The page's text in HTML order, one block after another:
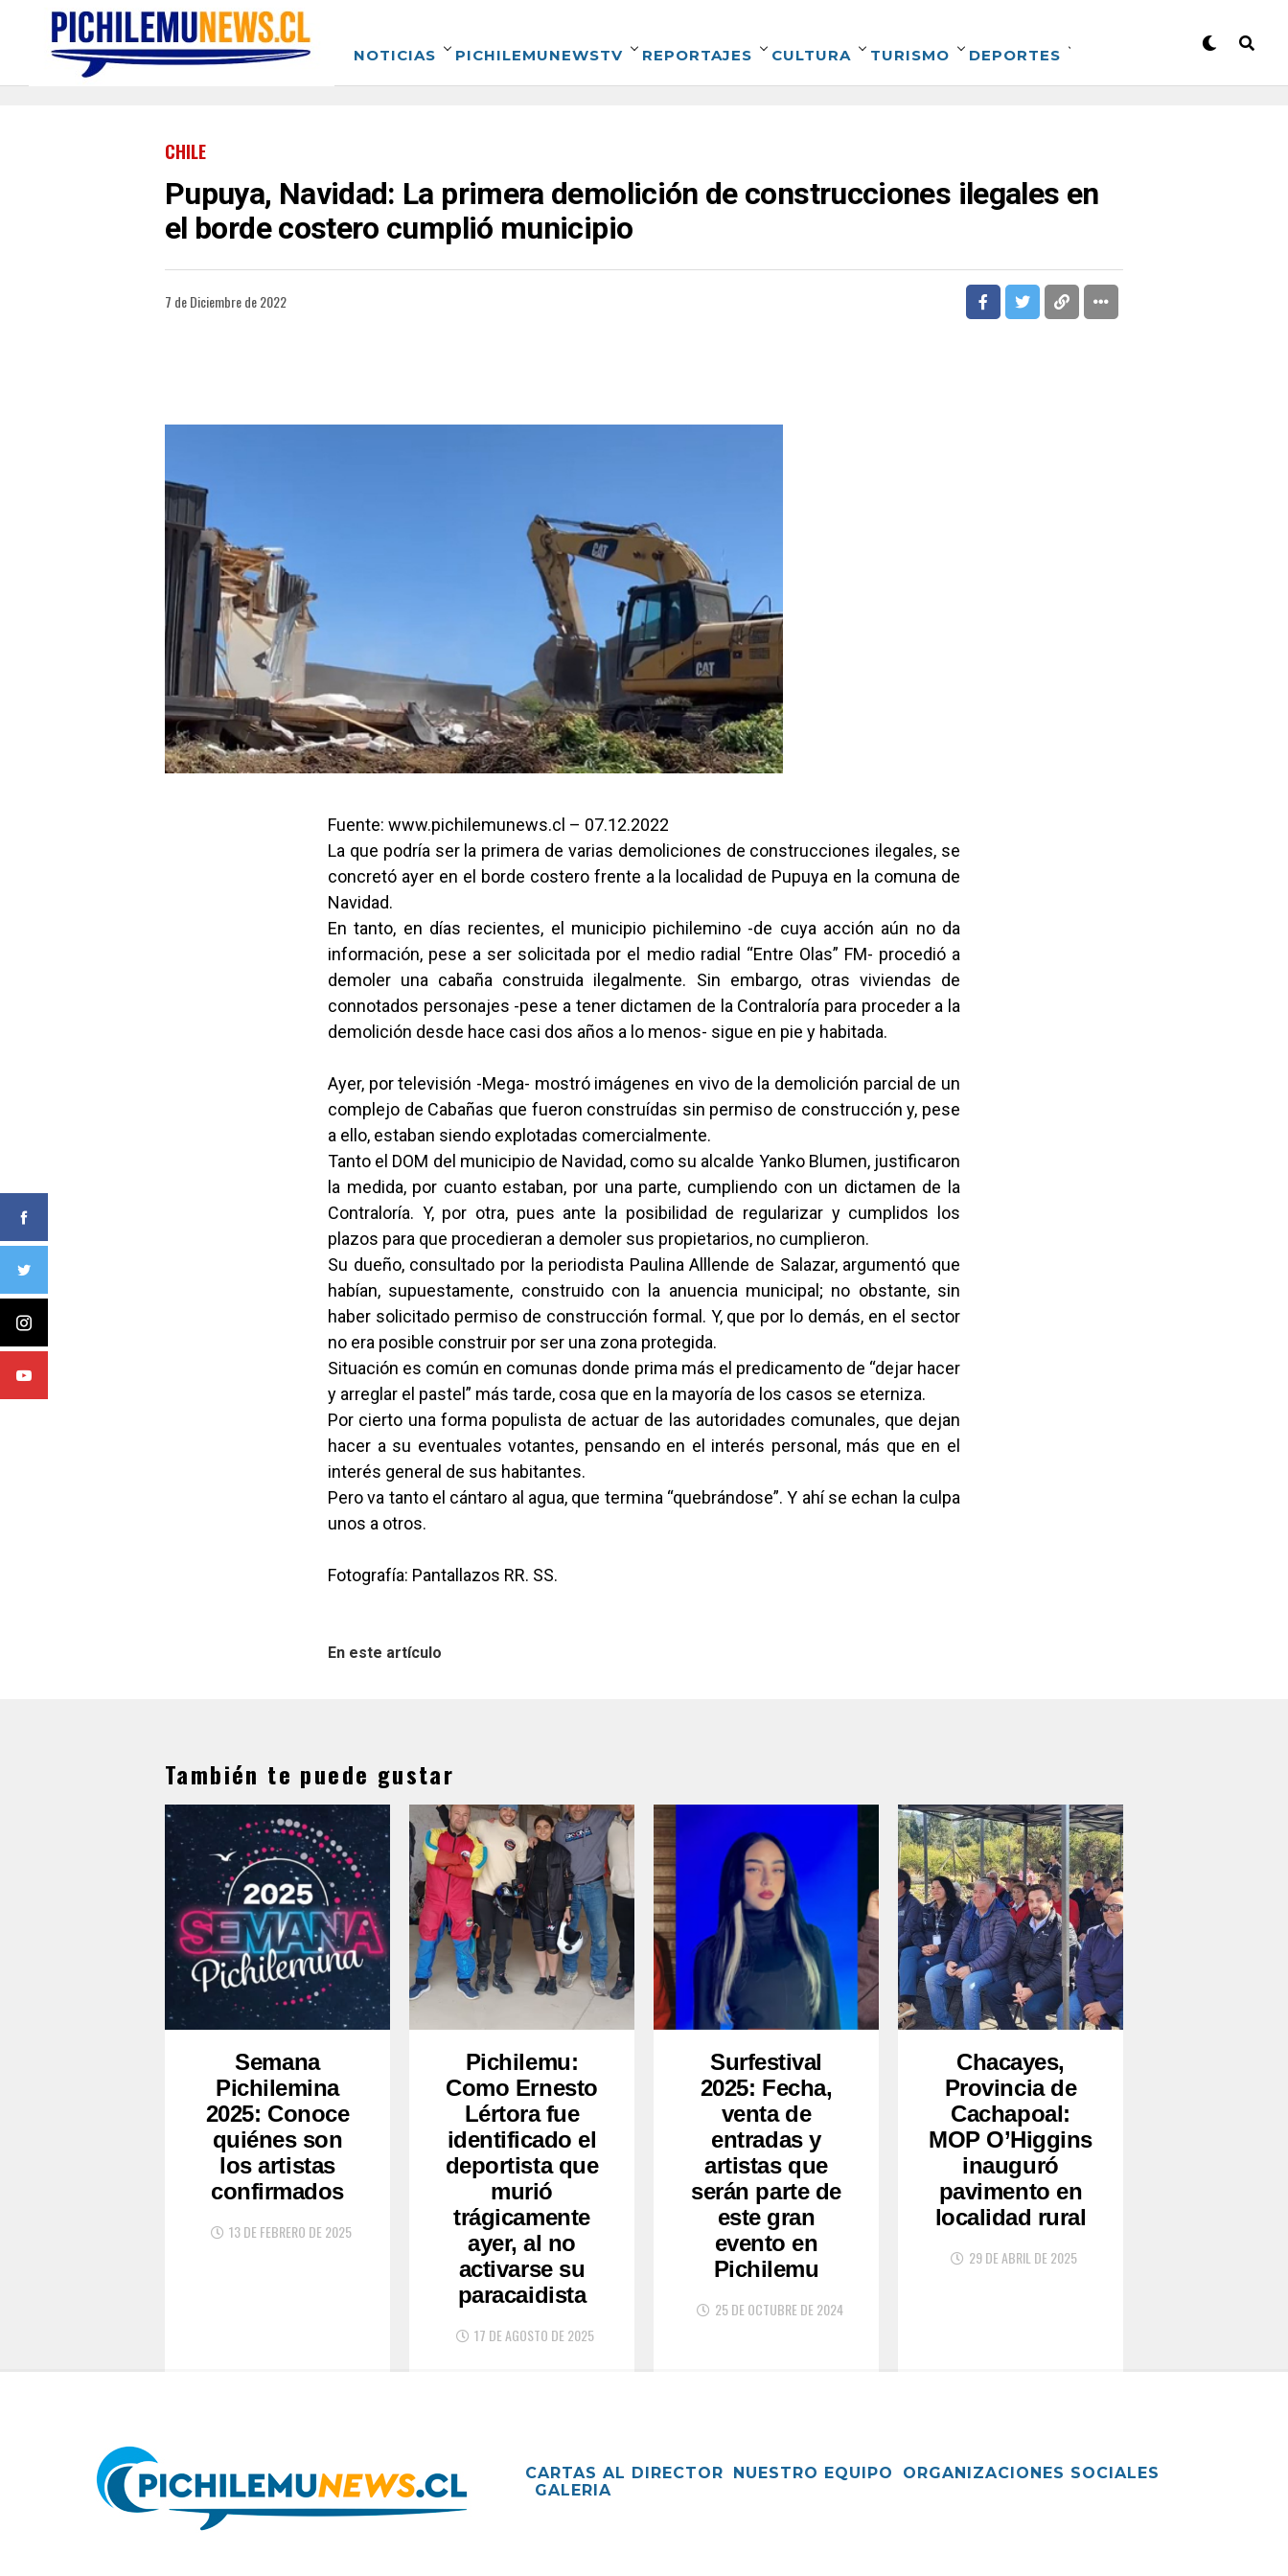
NOTICIAS PICHILEMUNEWSTV REPORTAJES CULTURA TURISMO DEPORTES
CHILE
Pupuya, Navidad: La primera demolición de construcciones ilegales en
el borde costero cumplió municipio
7 de Diciembre de 2022
Fuente: www.pichilemunews.cl – 07.12.2022
La que podría ser la primera de varias demoliciones de construcciones ilegales, se
concretó ayer en el borde costero frente a la localidad de Pupuya en la comuna de
Navidad.
En tanto, en días recientes, el municipio pichilemino -de cuya acción aún no da
información, pese a ser solicitada por el medio radial “Entre Olas” FM- procedió a
demoler una cabaña construida ilegalmente. Sin embargo, otras viviendas de
connotados personajes -pese a tener dictamen de la Contraloría para proceder a la
demolición desde hace casi dos años a lo menos- sigue en pie y habitada.
Ayer, por televisión -Mega- mostró imágenes en vivo de la demolición parcial de un
complejo de Cabañas que fueron construídas sin permiso de construcción y, pese
a ello, estaban siendo explotadas comercialmente.
Tanto el DOM del municipio de Navidad, como su alcalde Yanko Blumen, justificaron
la medida, por cuanto estaban, por una parte, cumpliendo con un dictamen de la
Contraloría. Y, por otra, pues ante la posibilidad de regularizar y cumplidos los
plazos para que procedieran a demoler sus propietarios, no cumplieron.
Su dueño, consultado por la periodista Paulina Alllende de Salazar, argumentó que
habían, supuestamente, construido con la anuencia municipal; no obstante, sin
haber solicitado permiso de construcción formal. Y, que por lo demás, en el sector
no era posible construir por ser una zona protegida.
Situación es común en comunas donde prima más el predicamento de “dejar hacer
y arreglar el pastel” más tarde, cosa que en la mayoría de los casos se eterniza.
Por cierto una forma populista de actuar de las autoridades comunales, que dejan
hacer a su eventuales votantes, pensando en el interés personal, más que en el
interés general de sus habitantes.
Pero va tanto el cántaro al agua, que termina “quebrándose”. Y ahí se echan la culpa
unos a otros.
Fotografía: Pantallazos RR. SS.
En este artículo
También te puede gustar
Semana
Pichilemina
2025: Conoce
quiénes son
los artistas
confirmados
13 DE FEBRERO DE 2025
Pichilemu:
Como Ernesto
Lértora fue
identificado el
deportista que
murió
trágicamente
ayer, al no
activarse su
paracaidista
17 DE AGOSTO DE 2025
Surfestival
2025: Fecha,
venta de
entradas y
artistas que
serán parte de
este gran
evento en
Pichilemu
25 DE OCTUBRE DE 2024
Chacayes,
Provincia de
Cachapoal:
MOP O’Higgins
inauguró
pavimento en
localidad rural
29 DE ABRIL DE 2025
CARTAS AL DIRECTOR NUESTRO EQUIPO
ORGANIZACIONES SOCIALES
GALERIA